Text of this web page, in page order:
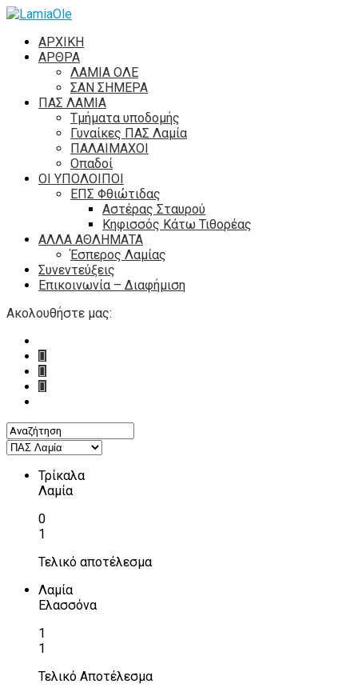
ΑΡΧΙΚΗ
ΑΡΘΡΑ
ΛΑΜΙΑ ΟΛΕ
ΣΑΝ ΣΗΜΕΡΑ
ΠΑΣ ΛΑΜΙΑ
Τμήματα υποδομής
Γυναίκες ΠΑΣ Λαμία
ΠΑΛΑΙΜΑΧΟΙ
Οπαδοί
ΟΙ ΥΠΟΛΟΙΠΟΙ
ΕΠΣ Φθιώτιδας
Αστέρας Σταυρού
Κηφισσός Κάτω Τιθορέας
ΑΛΛΑ ΑΘΛΗΜΑΤΑ
Έσπερος Λαμίας
Συνεντεύξεις
Επικοινωνία – Διαφήμιση
Ακολουθήστε μας:
Τρίκαλα
Λαμία
0
1
Τελικό αποτέλεσμα
Λαμία
Ελασσόνα
1
1
Τελικό Αποτέλεσμα